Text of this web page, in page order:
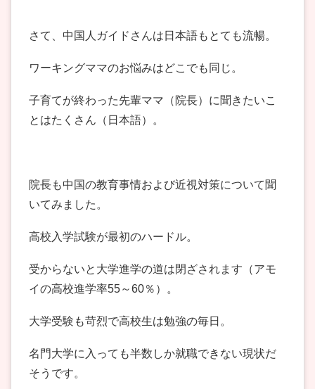
さて、中国人ガイドさんは日本語もとても流暢。
ワーキングママのお悩みはどこでも同じ。
子育てが終わった先輩ママ（院長）に聞きたいこ
とはたくさん（日本語）。
院長も中国の教育事情および近視対策について聞
いてみました。
高校入学試験が最初のハードル。
受からないと大学進学の道は閉ざされます（アモ
イの高校進学率55～60％）。
大学受験も苛烈で高校生は勉強の毎日。
名門大学に入っても半数しか就職できない現状だ
そうです。